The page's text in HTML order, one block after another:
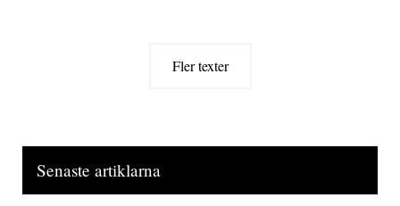
Fler texter
Senaste artiklarna